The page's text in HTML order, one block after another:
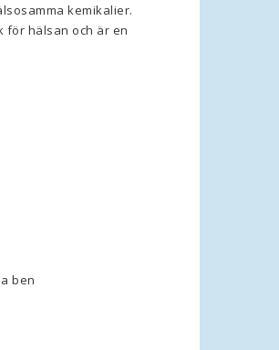
kemikalier.
för hälsan och är en
ben